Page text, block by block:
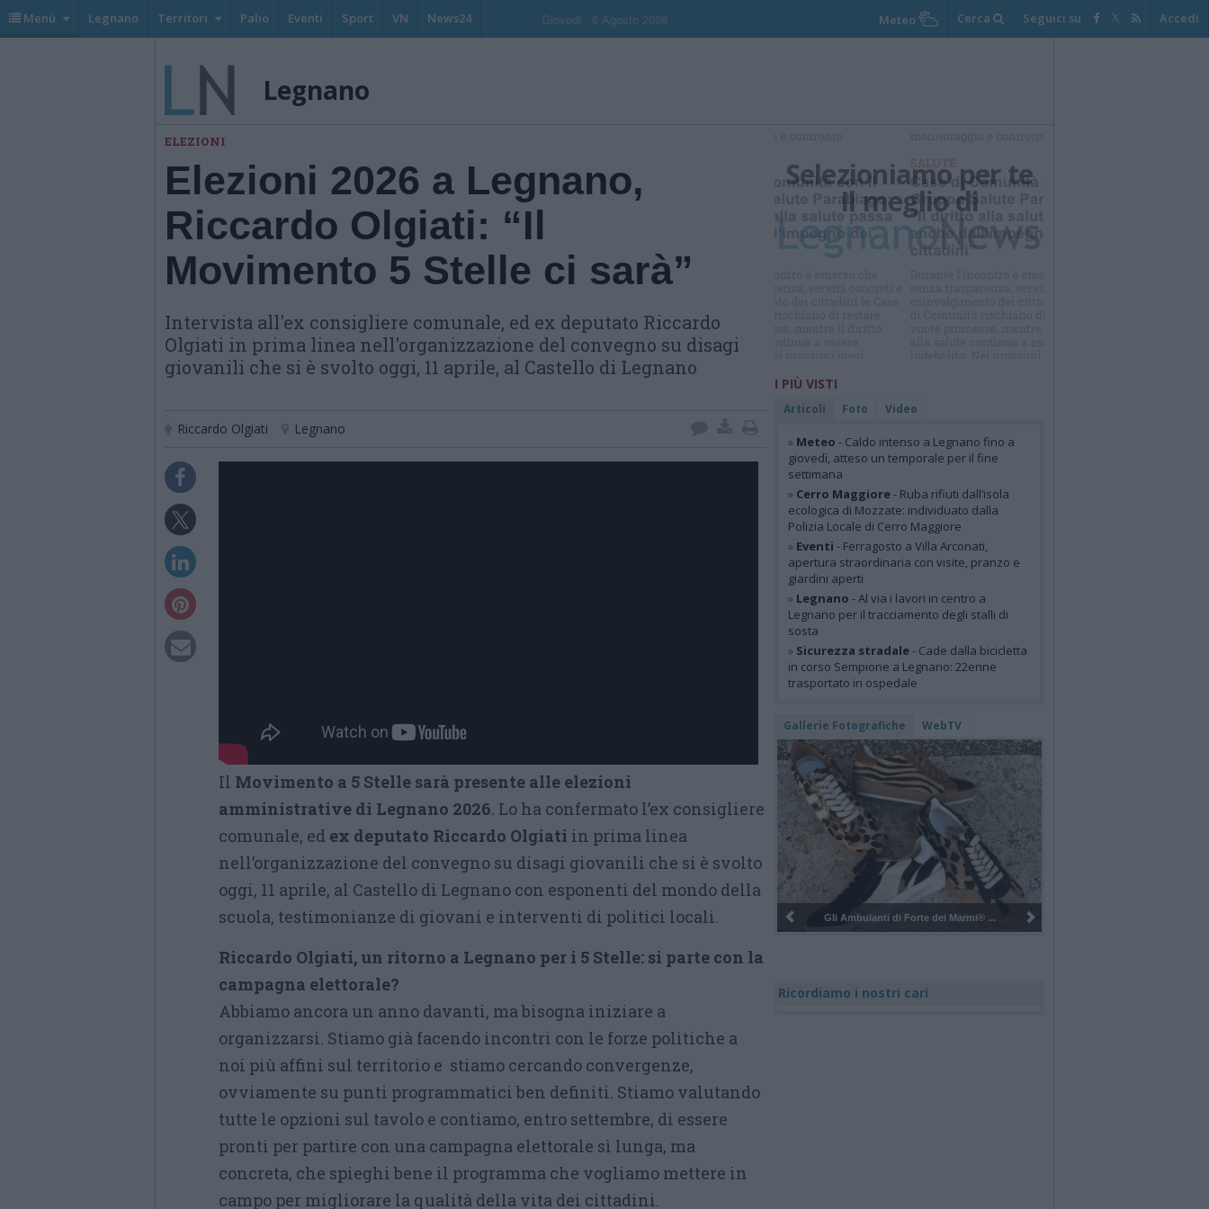
Menù Legnano Territori Palio Eventi Sport VN News24 Giovedi , 6 Agosto 2026 Meteo Cerca Seguici su Accedi
Legnano
ELEZIONI
Elezioni 2026 a Legnano,
Riccardo Olgiati: “Il
Movimento 5 Stelle ci sarà”
Intervista all'ex consigliere comunale, ed ex deputato Riccardo
Olgiati in prima linea nell'organizzazione del convegno su disagi
giovanili che si è svolto oggi, 11 aprile, al Castello di Legnano
Riccardo Olgiati Legnano
Il Movimento a 5 Stelle sarà presente alle elezioni
amministrative di Legnano 2026. Lo ha confermato l’ex consigliere
comunale, ed ex deputato Riccardo Olgiati in prima linea
nell’organizzazione del convegno su disagi giovanili che si è svolto
oggi, 11 aprile, al Castello di Legnano con esponenti del mondo della
scuola, testimonianze di giovani e interventi di politici locali.
Riccardo Olgiati, un ritorno a Legnano per i 5 Stelle: si parte con la
campagna elettorale?
Abbiamo ancora un anno davanti, ma bisogna iniziare a
organizzarsi. Stiamo già facendo incontri con le forze politiche a
noi più affini sul territorio e stiamo cercando convergenze,
ovviamente su punti programmatici ben definiti. Stiamo valutando
tutte le opzioni sul tavolo e contiamo, entro settembre, di essere
pronti per partire con una campagna elettorale sì lunga, ma
concreta, che spieghi bene il programma che vogliamo mettere in
campo per migliorare la qualità della vita dei cittadini.
Selezioniamo per te
Il meglio di
I PIÙ VISTI
Articoli Foto Video
» Meteo - Caldo intenso a Legnano fino a
giovedì, atteso un temporale per il fine
settimana
» Cerro Maggiore- Ruba rifiuti dall’isola
ecologica di Mozzate: individuato dalla
Polizia Locale di Cerro Maggiore
» Eventi - Ferragosto a Villa Arconati,
apertura straordinaria con visite, pranzo e
giardini aperti
» Legnano - Al via i lavori in centro a
Legnano per il tracciamento degli stalli di
sosta
» Sicurezza stradale- Cade dalla bicicletta
in corso Sempione a Legnano: 22enne
trasportato in ospedale
Gallerie Fotografiche WebTV
Gli Ambulanti di Forte dei Marmi® ... Pulizia del bosco del Rugareto a ...
Ricordiamo i nostri cari